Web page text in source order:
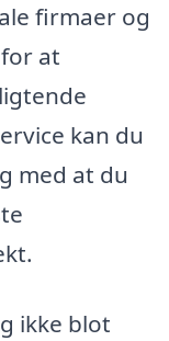
firmaer og
at
kan du
med at du
ikke blot